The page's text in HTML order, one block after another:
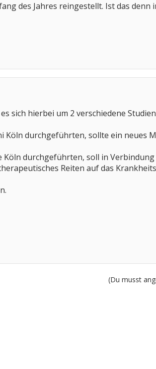
des Jahres reingestellt. Ist das
sich hierbei um 2 verschiedene
Köln durchgeführten, sollte ein neues
Köln durchgeführten, soll in
Reiten auf das
(Du musst